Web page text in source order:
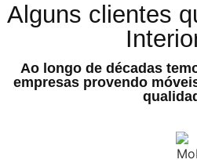
Alguns clientes
Ao longo de décadas
empresas provendo